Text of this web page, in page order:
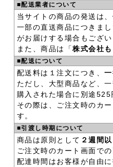
■配送業者について
当サイトの商品の発送は、
一部の直送商品につきま
がお届けする場合もござ
また、商品は「株式会社
■配送について
配送料は１注文につき、
ただし、大型商品など、
購入された場合に別途
その際は、ご注文時のカ
す。
■引渡し時期について
商品は原則として ２週間
ご注文時のカート画面で
配達時間はお客様が自由